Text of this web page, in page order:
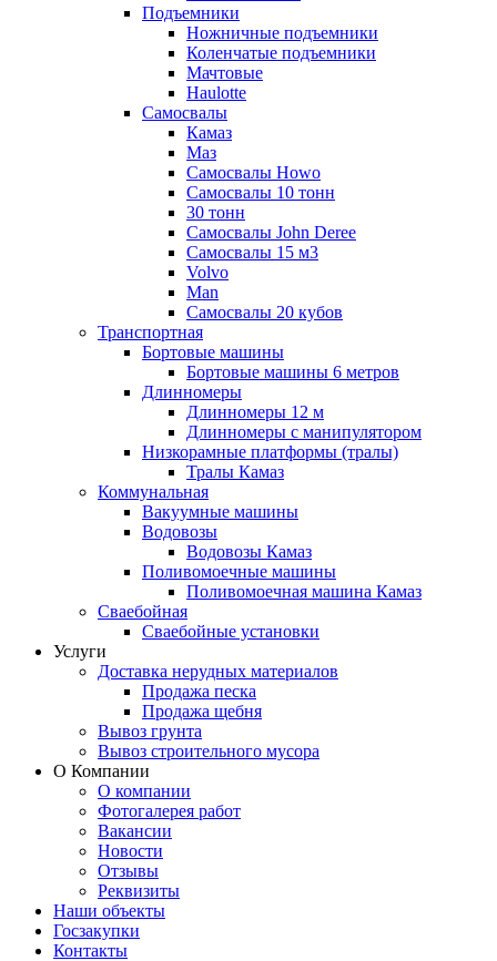
Подъемники
Ножничные подъемники
Коленчатые подъемники
Мачтовые
Haulotte
Самосвалы
Камаз
Маз
Самосвалы Howo
Самосвалы 10 тонн
30 тонн
Самосвалы John Deree
Самосвалы 15 м3
Volvo
Man
Самосвалы 20 кубов
Транспортная
Бортовые машины
Бортовые машины 6 метров
Длинномеры
Длинномеры 12 м
Длинномеры с манипулятором
Низкорамные платформы (тралы)
Тралы Камаз
Коммунальная
Вакуумные машины
Водовозы
Водовозы Камаз
Поливомоечные машины
Поливомоечная машина Камаз
Сваебойная
Сваебойные установки
Услуги
Доставка нерудных материалов
Продажа песка
Продажа щебня
Вывоз грунта
Вывоз строительного мусора
О Компании
О компании
Фотогалерея работ
Вакансии
Новости
Отзывы
Реквизиты
Наши объекты
Госзакупки
Контакты